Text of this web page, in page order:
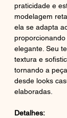
praticidade e
modelagem
ela se adapta
elegante. Seu
textura e
tornando a
desde looks
elaboradas.
Detalhes: